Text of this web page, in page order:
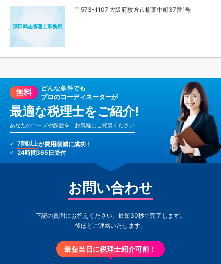
深田武志税理士事務所
〒573-1107 大阪府枚方市楠葉中町37番1号
無料
どんな条件でも
プロのコーディネーターが
最適な税理士をご紹介!
あなたのニーズや課題を、お気軽にご相談ください
7割以上が費用削減に成功！
24時間365日受付
お問い合わせ
下記の質問にお答えください。最短30秒で完了します。
後ほどご連絡いたします。
最短当日に税理士紹介可能！